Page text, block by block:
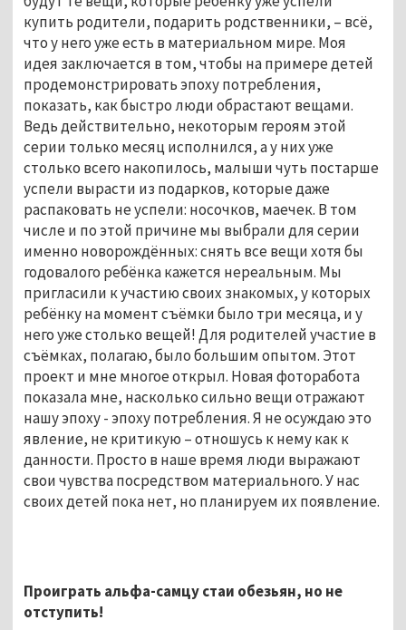
купить родители, подарить родственники, – всё,
что у него уже есть в материальном мире. Моя
идея заключается в том, чтобы на примере детей
продемонстрировать эпоху потребления,
показать, как быстро люди обрастают вещами.
Ведь действительно, некоторым героям этой
серии только месяц исполнился, а у них уже
столько всего накопилось, малыши чуть постарше
успели вырасти из подарков, которые даже
распаковать не успели: носочков, маечек. В том
числе и по этой причине мы выбрали для серии
именно новорождённых: снять все вещи хотя бы
годовалого ребёнка кажется нереальным. Мы
пригласили к участию своих знакомых, у которых
ребёнку на момент съёмки было три месяца, и у
него уже столько вещей! Для родителей участие в
съёмках, полагаю, было большим опытом. Этот
проект и мне многое открыл. Новая фоторабота
показала мне, насколько сильно вещи отражают
нашу эпоху - эпоху потребления. Я не осуждаю это
явление, не критикую – отношусь к нему как к
данности. Просто в наше время люди выражают
свои чувства посредством материального. У нас
своих детей пока нет, но планируем их появление.
Проиграть альфа-самцу стаи обезьян, но не
отступить!